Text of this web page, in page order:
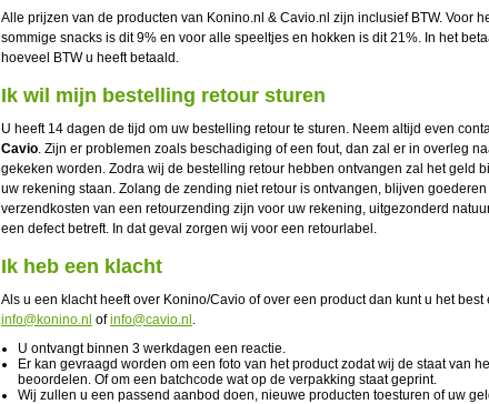
Alle prijzen van de producten van Konino.nl & Cavio.nl zijn inclusief BTW. Voor
sommige snacks is dit 9% en voor alle speeltjes en hokken is dit 21%. In het
hoeveel BTW u heeft betaald.
Ik wil mijn bestelling retour sturen
U heeft 14 dagen de tijd om uw bestelling retour te sturen. Neem altijd even
Cavio. Zijn er problemen zoals beschadiging of een fout, dan zal er in overleg
gekeken worden. Zodra wij de bestelling retour hebben ontvangen zal het geld
uw rekening staan. Zolang de zending niet retour is ontvangen, blijven
verzendkosten van een retourzending zijn voor uw rekening, uitgezonderd
een defect betreft. In dat geval zorgen wij voor een retourlabel.
Ik heb een klacht
Als u een klacht heeft over Konino/Cavio of over een product dan kunt u het
info@konino.nl ofinfo@cavio.nl .
U ontvangt binnen 3 werkdagen een reactie.
Er kan gevraagd worden om een foto van het product zodat wij de staat van
beoordelen. Of om een batchcode wat op de verpakking staat geprint.
Wij zullen u een passend aanbod doen, nieuwe producten toesturen of uw